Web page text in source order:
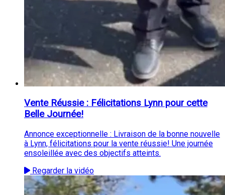
Vente Réussie : Félicitations Lynn pour cette
Belle Journée!
Annonce exceptionnelle : Livraison de la bonne nouvelle
à Lynn, félicitations pour la vente réussie! Une journée
ensoleillée avec des objectifs atteints.
Regarder la vidéo